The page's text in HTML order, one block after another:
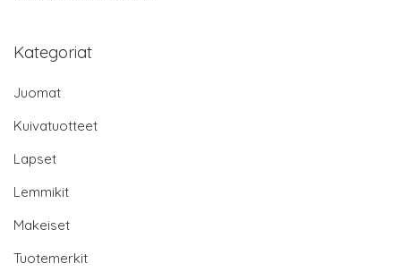
Kategoriat
Juomat
Kuivatuotteet
Lapset
Lemmikit
Makeiset
Tuotemerkit